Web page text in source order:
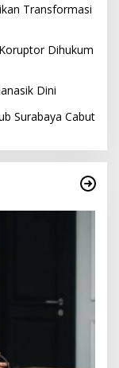
Transformasi
Dihukum
Dini
Surabaya Cabut